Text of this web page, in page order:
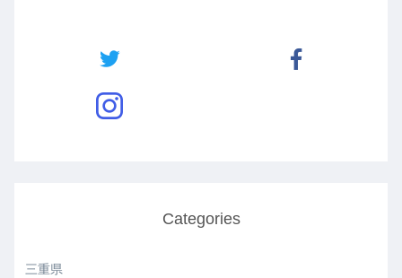
Categories
三重県